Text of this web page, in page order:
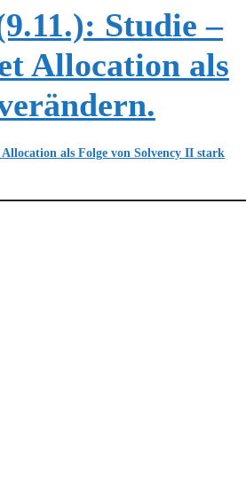
Studie –
Allocation als
als Folge von Solvency II stark